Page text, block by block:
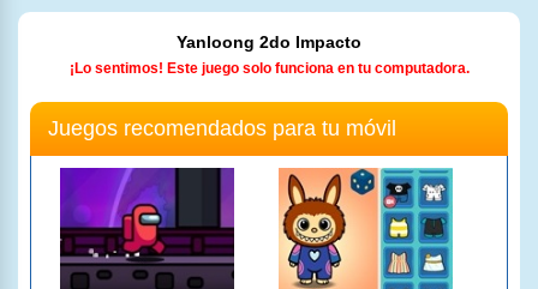
Yanloong 2do Impacto
¡Lo sentimos! Este juego solo funciona en tu computadora.
Juegos recomendados para tu móvil